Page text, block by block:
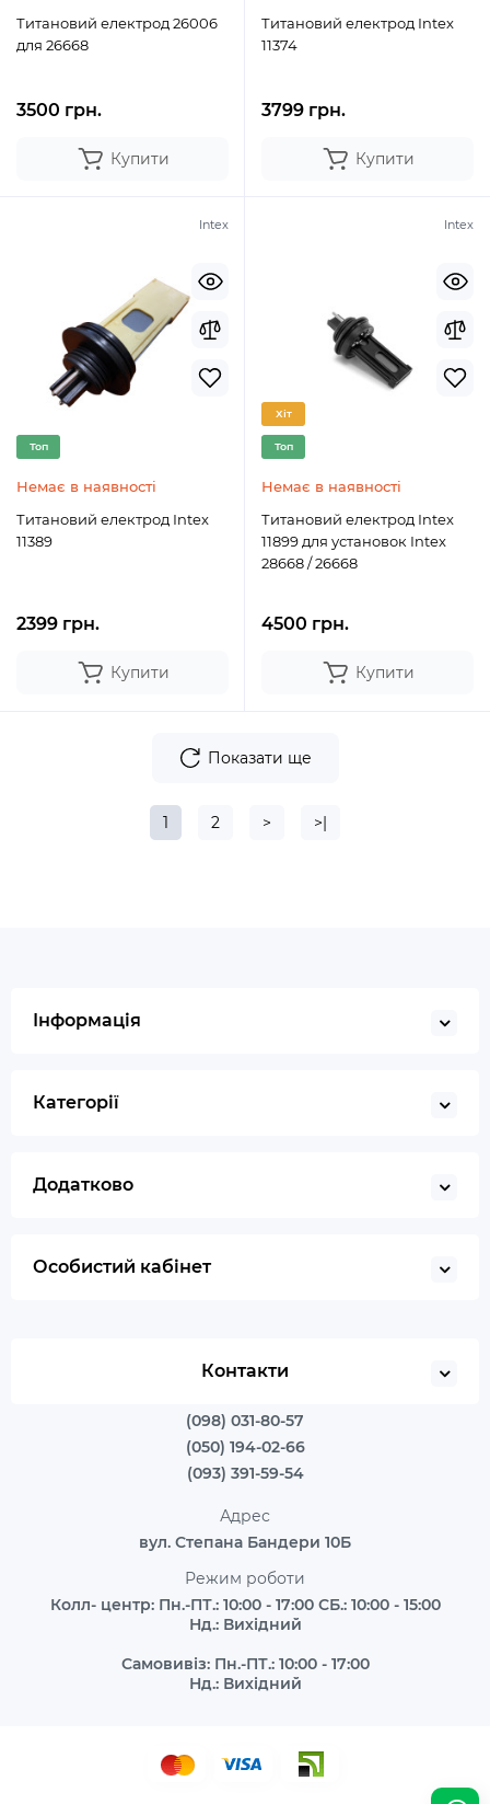
Титановий електрод 26006
для 26668
3500 грн.
Купити
Титановий електрод Intex
11374
3799 грн.
Купити
Intex
Топ
Немає в наявності
Титановий електрод Intex
11389
2399 грн.
Купити
Intex
Хіт
Топ
Немає в наявності
Титановий електрод Intex
11899 для установок Intex
28668 / 26668
4500 грн.
Купити
Показати ще
1 2 > >|
Інформація
Категорії
Додатково
Особистий кабінет
Контакти
(098) 031-80-57
(050) 194-02-66
(093) 391-59-54
Адрес
вул. Степана Бандери 10Б
Режим роботи
Колл- центр: Пн.-ПТ.: 10:00 - 17:00 СБ.: 10:00 - 15:00
Нд.: Вихідний
Самовивіз: Пн.-ПТ.: 10:00 - 17:00
Нд.: Вихідний